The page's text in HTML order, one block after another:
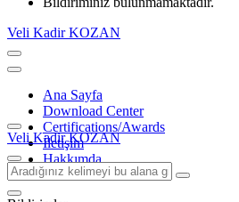
Veli Kadir KOZAN
Ana Sayfa
Download Center
Certifications/Awards
İletişim
Hakkımda
Veli Kadir KOZAN